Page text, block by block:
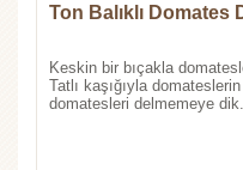
Ton Balıklı Domates
Keskin bir bıçakla
Tatlı kaşığıyla
domatesleri delmemeye